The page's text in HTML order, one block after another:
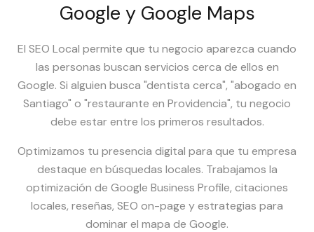
Google y Google Maps
El SEO Local permite que tu negocio aparezca cuando
las personas buscan servicios cerca de ellos en
Google. Si alguien busca "dentista cerca", "abogado en
Santiago" o "restaurante en Providencia", tu negocio
debe estar entre los primeros resultados.
Optimizamos tu presencia digital para que tu empresa
destaque en búsquedas locales. Trabajamos la
optimización de Google Business Profile, citaciones
locales, reseñas, SEO on-page y estrategias para
dominar el mapa de Google.